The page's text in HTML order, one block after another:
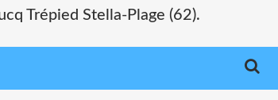
Trépied Stella-Plage (62).